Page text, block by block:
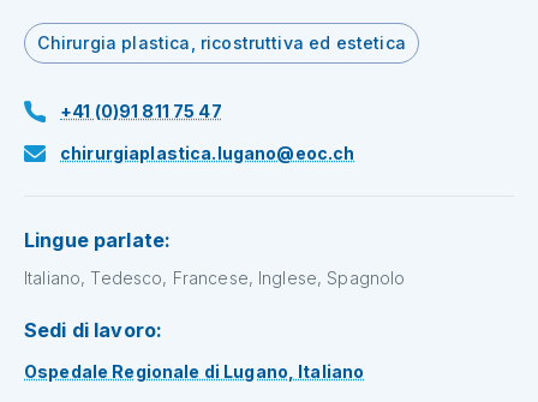
Chirurgia plastica, ricostruttiva ed estetica
+41 (0)91 811 75 47
chirurgiaplastica.lugano@eoc.ch
Lingue parlate:
Italiano, Tedesco, Francese, Inglese, Spagnolo
Sedi di lavoro:
Ospedale Regionale di Lugano, Italiano